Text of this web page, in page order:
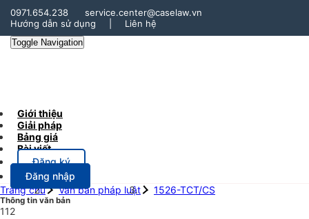
0971.654.238
service.center@caselaw.vn
Hướng dẫn sử dụng
Liên hệ
Toggle Navigation
Giới thiệu
Giải pháp
Bảng giá
Bài viết
Đăng ký
Đăng nhập
Trang chủ
Văn bản pháp luật 1526-TCT/CS
Thông tin văn bản
112